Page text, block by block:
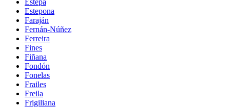
Estepona
Faraján
Fernán-Núñez
Ferreira
Fines
Fiñana
Fondón
Fonelas
Frailes
Freila
Frigiliana